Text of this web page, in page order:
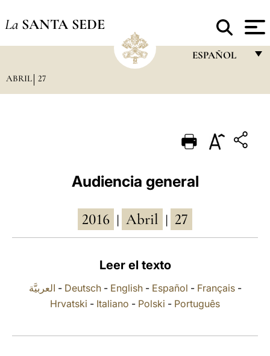
La SANTA SEDE
ESPAÑOL
PORTUGUÊS
ESPAÑOL
LATINE
ABRIL 27
Audiencia general
2016 Abril 27
Leer el texto
العربيَّة - Deutsch- English- Español - Français-
Hrvatski - Italiano - Polski - Português